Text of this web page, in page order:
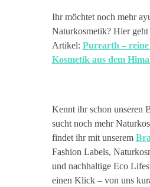
Ihr möchtet noch mehr
Naturkosmetik? Hier geht
Artikel: Purearth –
Kosmetik aus dem
Kennt ihr schon unseren
sucht noch mehr
findet ihr mit unserem
Fashion Labels,
und nachhaltige Eco
einen Klick – von uns